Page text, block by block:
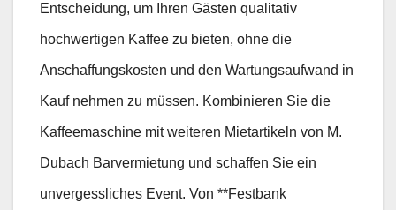
Entscheidung, um Ihren Gästen qualitativ
hochwertigen Kaffee zu bieten, ohne die
Anschaffungskosten und den Wartungsaufwand in
Kauf nehmen zu müssen. Kombinieren Sie die
Kaffeemaschine mit weiteren Mietartikeln von M.
Dubach Barvermietung und schaffen Sie ein
unvergessliches Event. Von **Festbank